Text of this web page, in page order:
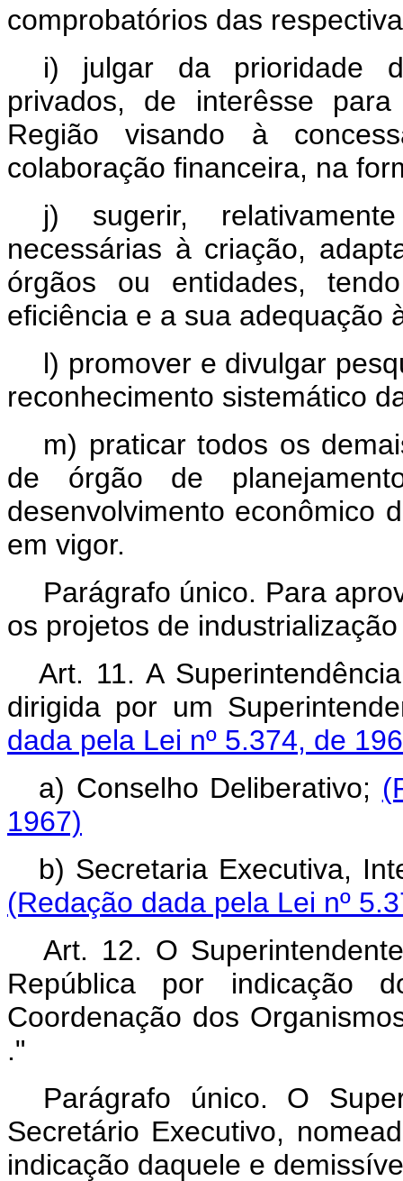
comprobatórios das
i) julgar da prioridade
privados, de interêsse
Região visando à
colaboração financeira, na
j) sugerir,
necessárias à criação,
órgãos ou entidades,
eficiência e a sua adequação
l) promover e divulgar
reconhecimento sistemático
m) praticar todos os
de órgão de
desenvolvimento econômico
em vigor.
Parágrafo único. Para
os projetos de
Art. 11. A
dirigida por um
dada pela Lei nº 5.374, de
a) Conselho Deliberativo;
1967)
b) Secretaria Executiva,
(Redação dada pela Lei nº
Art. 12. O
República por indicação
Coordenação dos
."
Parágrafo único. O
Secretário Executivo,
indicação daquele e